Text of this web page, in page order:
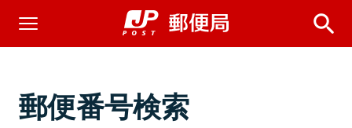
郵便番号検索